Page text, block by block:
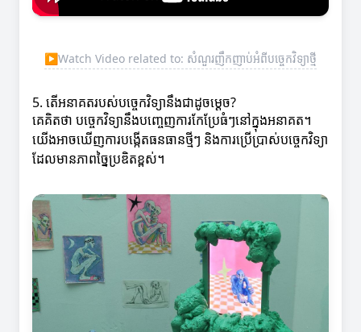
▶Watch Video related to: សំណួរញឹកញាប់អំពីបច្ចេកវិទ្យាថ្មី
5. តើអនាគតរបស់បច្ចេកវិទ្យានឹងជា​ដូចម្តេច?
គេគិតថា បច្ចេកវិទ្យានឹងបញ្ចេញការកែប្រែធំៗនៅក្នុងអនាគត។
យើងអាចឃើញការបង្កើតធនធានថ្មីៗ និងការប្រើប្រាស់បច្ចេកវិទ្យា
ដែលមានភាពច្នៃប្រឌិតខ្ពស់។